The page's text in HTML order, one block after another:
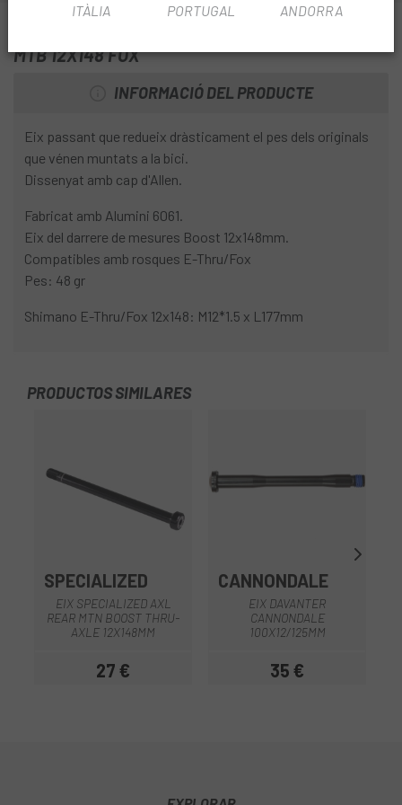
tancament KCNC i aprima la teva bici.
MTB 12X148 FOX
INFORMACIÓ DEL PRODUCTE
Eix passant que redueix dràsticament el pes dels originals
que vénen muntats a la bici.
Dissenyat amb cap d'Allen.
Fabricat amb Alumini 6061.
Eix del darrere de mesures Boost 12x148mm.
Compatibles amb rosques E-Thru/Fox
Pes: 48 gr
Shimano E-Thru/Fox 12x148: M12*1.5 x L177mm
PRODUCTOS SIMILARES
SPECIALIZED
EIX SPECIALIZED AXL
REAR MTN BOOST THRU-
AXLE 12X148MM
Preu
27 €
CANNONDALE
EIX DAVANTER
CANNONDALE
100X12/125MM
Preu
35 €
ITÀLIA PORTUGAL ANDORRA